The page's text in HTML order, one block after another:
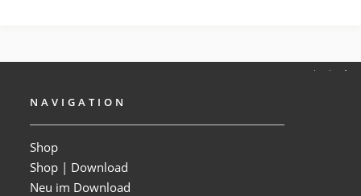
NAVIGATION
Shop
Shop | Download
Neu im Download